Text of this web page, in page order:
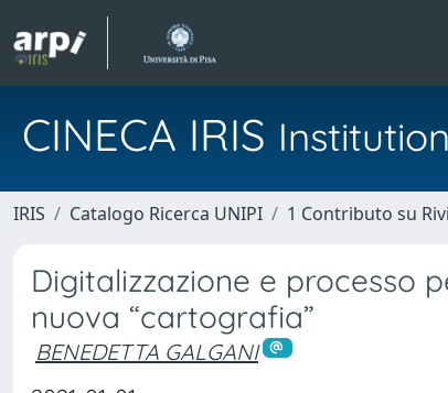
CINECA IRIS
IRIS Catalogo Ricerca UNIPI 1 Contributo su
Digitalizzazione e processo
nuova “cartografia”
BENEDETTA GALGANI